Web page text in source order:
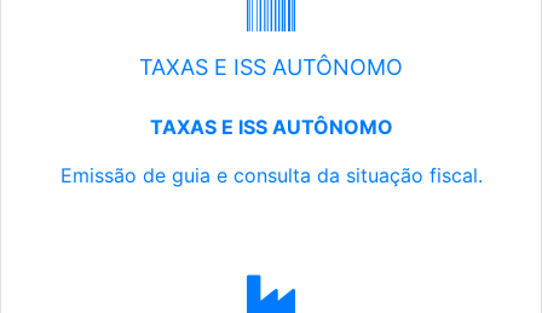
TAXAS E ISS AUTÔNOMO
TAXAS E ISS AUTÔNOMO
Emissão de guia e consulta da situação fiscal.